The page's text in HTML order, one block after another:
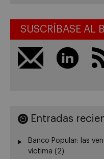
SUSCRÍBASE AL
Entradas
Banco Popular: las
víctima (2)